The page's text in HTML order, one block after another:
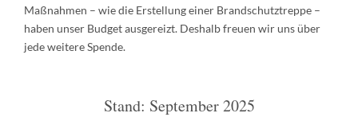
Maßnahmen – wie die Erstellung einer Brandschutztreppe –
haben unser Budget ausgereizt. Deshalb freuen wir uns über
jede weitere Spende.
Stand: September 2025